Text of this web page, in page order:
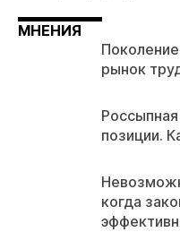
МНЕНИЯ
рынок
позиции.
когда